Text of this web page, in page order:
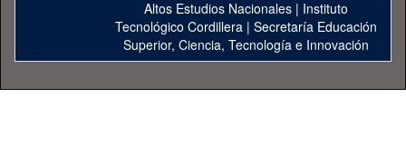
Altos Estudios Nacionales | Instituto
Tecnológico Cordillera | Secretaría Educación
Superior, Ciencia, Tecnología e Innovación